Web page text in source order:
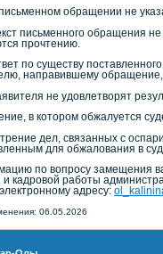
обращении не
письменного обращения
прочтению.
по существу
направившему обращение,
не удовлетворят
в котором обжалуется
дел, связанных с
для обжалования в
по вопросу замещения
кадровой работы
адресу:
06.05.2026